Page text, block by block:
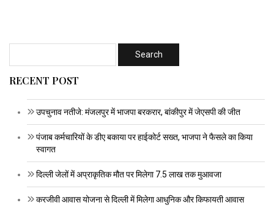
RECENT POST
उपचुनाव नतीजे: मंजलपुर में भाजपा बरकरार, बांकीपुर में जेएसपी की जीत
पंजाब कर्मचारियों के डीए बकाया पर हाईकोर्ट सख्त, भाजपा ने फैसले का किया
स्वागत
दिल्ली जेलों में अप्राकृतिक मौत पर मिलेगा 7.5 लाख तक मुआवजा
करजीवी आवास योजना से दिल्ली में मिलेगा आधुनिक और किफायती आवास